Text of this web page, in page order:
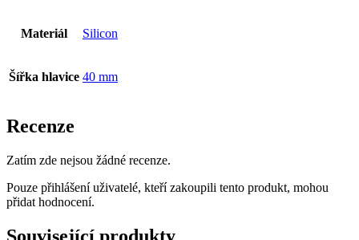
Materiál Silicon
Šířka hlavice 40 mm
Recenze
Zatím zde nejsou žádné recenze.
Pouze přihlášení uživatelé, kteří zakoupili tento produkt, mohou
přidat hodnocení.
Související produkty